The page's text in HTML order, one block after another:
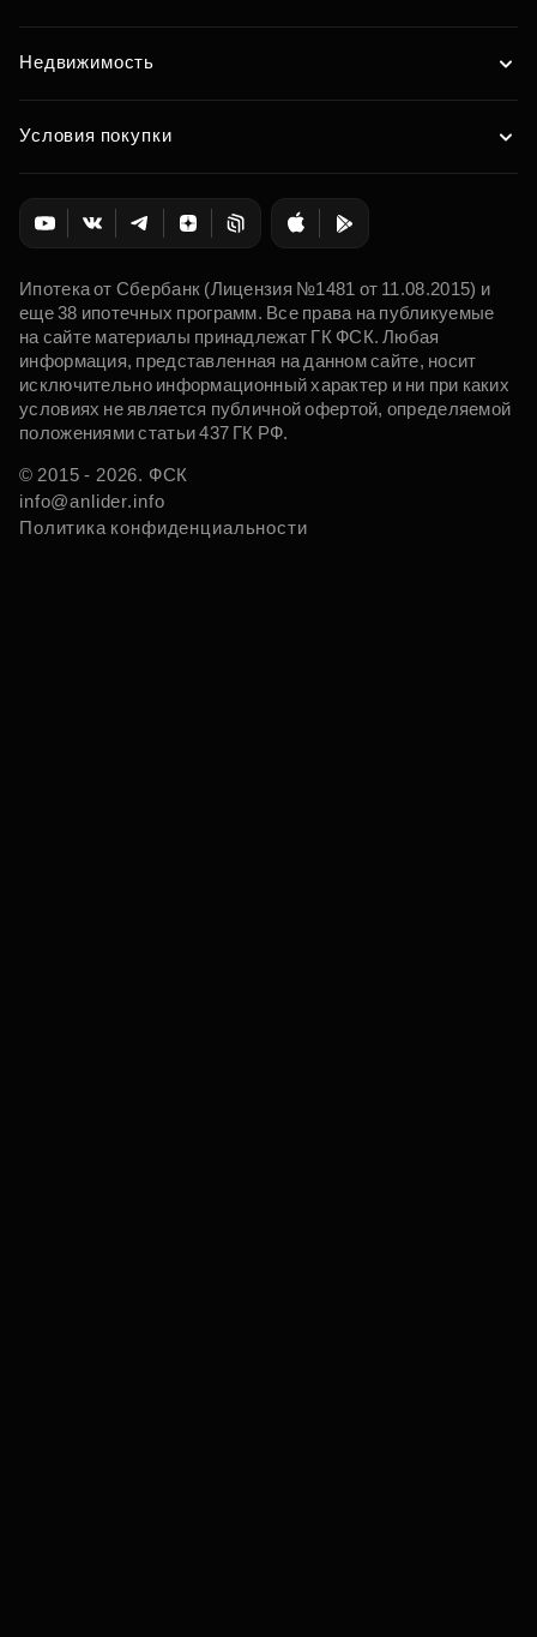
Недвижимость
Условия покупки
Ипотека от Сбербанк (Лицензия №1481 от 11.08.2015) и
еще 38 ипотечных программ. Все права на публикуемые
на сайте материалы принадлежат ГК ФСК. Любая
информация, представленная на данном сайте, носит
исключительно информационный характер и ни при каких
условиях не является публичной офертой, определяемой
положениями статьи 437 ГК РФ.
© 2015 - 2026. ФСК
info@anlider.info
Политика конфиденциальности